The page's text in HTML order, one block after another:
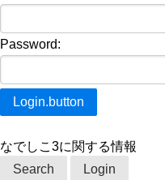
Password:
なでしこ3に関する情報
Search
Login